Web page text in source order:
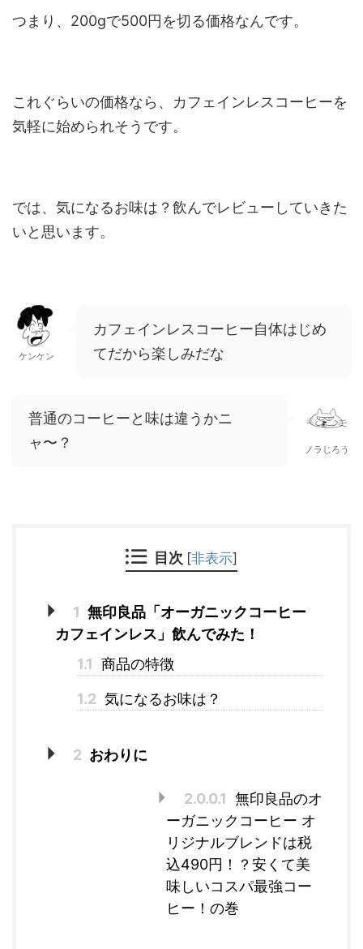
つまり、200gで500円を切る価格なんです。
これぐらいの価格なら、カフェインレスコーヒーを
気軽に始められそうです。
では、気になるお味は？飲んでレビューしていきた
いと思います。
ケンケン
カフェインレスコーヒー自体はじめ
てだから楽しみだな
普通のコーヒーと味は違うかニ
ャ〜？
ノラじろう
目次 [非表示]
1 無印良品「オーガニックコーヒー
カフェインレス」飲んでみた！
1.1 商品の特徴
1.2 気になるお味は？
2 おわりに
2.0.0.1 無印良品のオ
ーガニックコーヒー オ
リジナルブレンドは税
込490円！？安くて美
味しいコスパ最強コー
ヒー！の巻